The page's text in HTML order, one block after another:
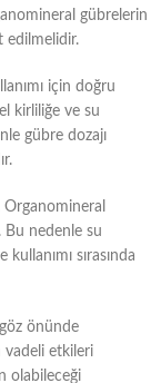
gübrelerin
edilmelidir.
için doğru
kirliliğe ve su
gübre dozajı
Organomineral
Bu nedenle su
sırasında
önünde
vadeli etkileri
olabileceği